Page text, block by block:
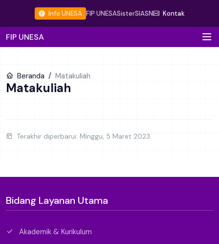
Info UNESA FIP UNESASisterSIASN Kontak
FIP UNESA
Beranda Matakuliah
Matakuliah
Terakhir diperbarui: Minggu, 5 Maret 2023
Bidang Layanan Utama
Akademik & Kurikulum